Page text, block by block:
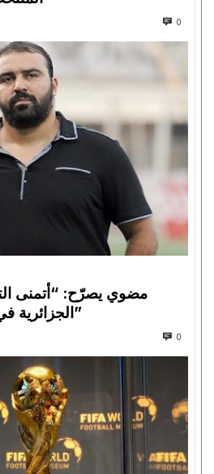
0
مضوي يصرّح: “أتمنى
الجزائرية في المسابقات القارية”
0